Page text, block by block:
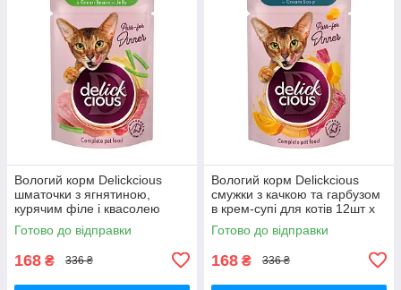
Вологий корм Delickcious
шматочки з ягнятиною,
курячим філе і квасолею
спаржевою в желе для котів
12шт x 85г БЕЗ ПАКУВАННЯ
Готово до відправки
168 ₴ 336 ₴
Вологий корм Delickcious
смужки з качкою та гарбузом
в крем-супі для котів 12шт x
85г
Готово до відправки
168 ₴ 336 ₴